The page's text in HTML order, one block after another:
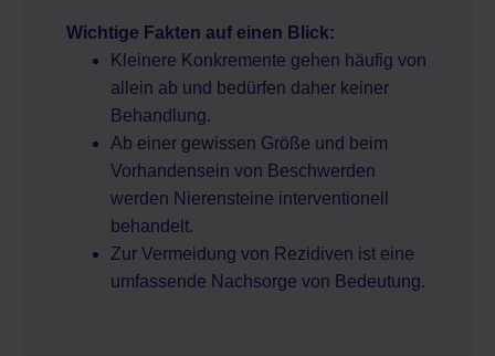
Wichtige Fakten auf einen Blick:
Kleinere Konkremente gehen häufig von
allein ab und bedürfen daher keiner
Behandlung.
Ab einer gewissen Größe und beim
Vorhandensein von Beschwerden
werden Nierensteine interventionell
behandelt.
Zur Vermeidung von Rezidiven ist eine
umfassende Nachsorge von Bedeutung.